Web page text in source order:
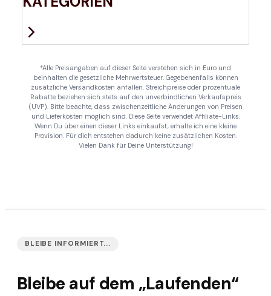
*Alle Preisangaben auf dieser Seite verstehen sich in Euro und
beinhalten die gesetzliche Mehrwertsteuer. Gegebenenfalls können
zusätzliche Versandkosten anfallen. Streichpreise oder prozentuale
Rabatte beziehen sich stets auf den unverbindlichen Verkaufspreis
(UVP). Bitte beachte, dass zwischenzeitliche Änderungen von Preisen
und Lieferkosten möglich sind. Diese Seite verwendet Affiliate-Links.
Wenn Du über einen dieser Links einkaufst, erhalte ich eine kleine
Provision. Für dich entstehen dadurch keine zusätzlichen Kosten.
Vielen Dank für Deine Unterstützung!
BLEIBE INFORMIERT...
Bleibe auf dem „Laufenden“